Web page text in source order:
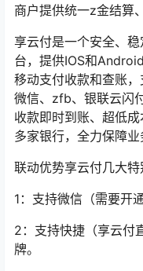
商户提供统一z金结算
享云付是一个安全、
台，提供IOS和
移动支付收款和查账
微信、zfb、银联云闪
收款即时到账、超低
多家银行，全力保障业
联动优势享云付几大特
1：支持微信（需要开
2：支持快捷（享云付
牌。